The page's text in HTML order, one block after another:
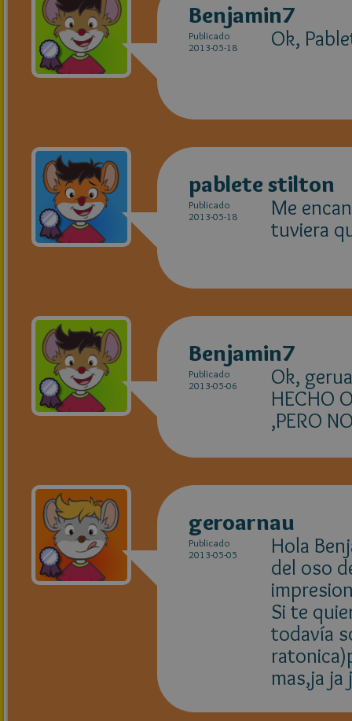
Benjamin7
Publicado
2013-05-18
Ok,
pablete stilton
Publicado
2013-05-18
Me
tuviera
Benjamin7
Publicado
2013-05-06
Ok,
HECHO
,PERO
geroarnau
Publicado
2013-05-05
Hola
del oso
Si te
todavía
mas,ja ja